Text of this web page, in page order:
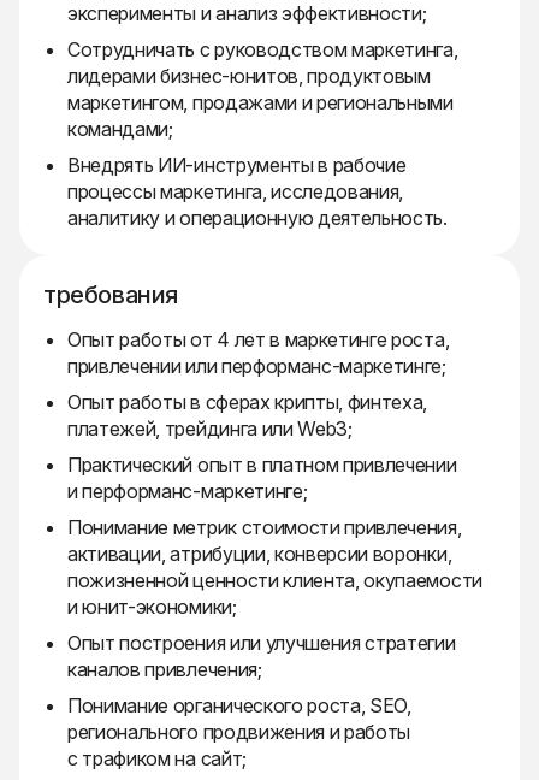
эксперименты и анализ эффективности;
Сотрудничать с руководством маркетинга,
лидерами бизнес-юнитов, продуктовым
маркетингом, продажами и региональными
командами;
Внедрять ИИ-инструменты в рабочие
процессы маркетинга, исследования,
аналитику и операционную деятельность.
требования
Опыт работы от 4 лет в маркетинге роста,
привлечении или перформанс-маркетинге;
Опыт работы в сферах крипты, финтеха,
платежей, трейдинга или Web3;
Практический опыт в платном привлечении
и перформанс-маркетинге;
Понимание метрик стоимости привлечения,
активации, атрибуции, конверсии воронки,
пожизненной ценности клиента, окупаемости
и юнит-экономики;
Опыт построения или улучшения стратегии
каналов привлечения;
Понимание органического роста, SEO,
регионального продвижения и работы
с трафиком на сайт;